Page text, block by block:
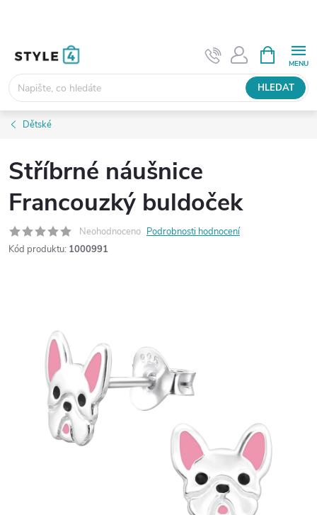
HLEDAT
NÁKUPNÍ
KOŠÍK
Dětské
Stříbrné náušnice
Francouzký buldoček
Neohodnoceno Podrobnosti hodnocení
Kód produktu: 1000991